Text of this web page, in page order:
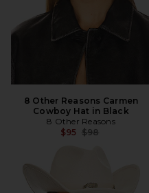
8 Other Reasons Carmen
Cowboy Hat in Black
8 Other Reasons
$95 Precio anterior:
$98